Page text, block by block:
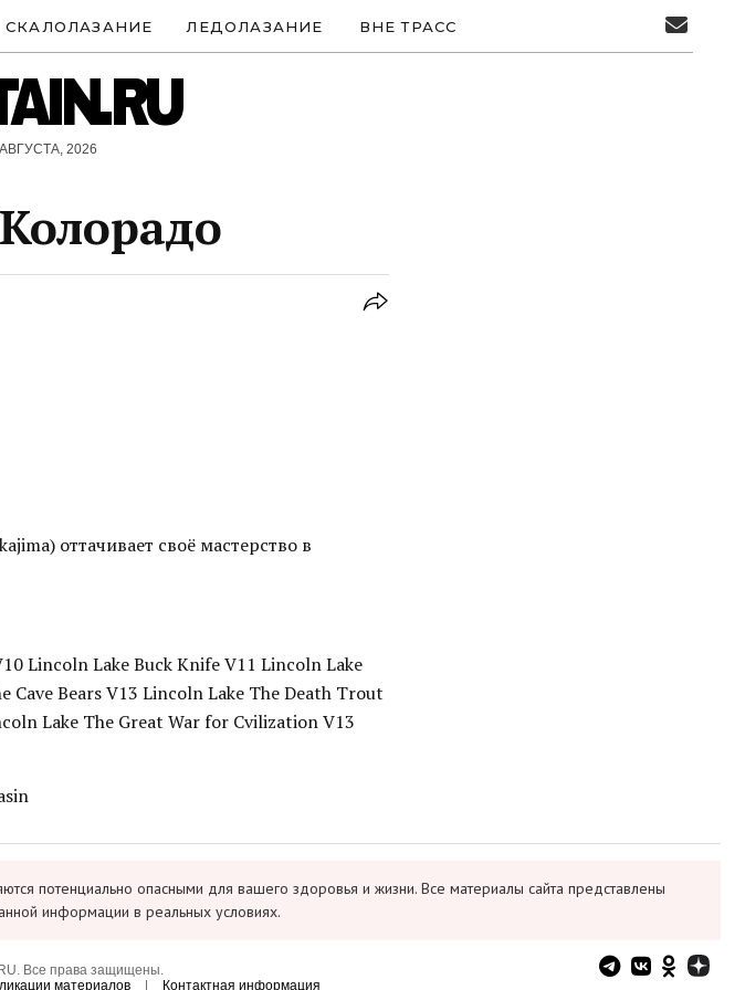
СКАЛОЛАЗАНИЕ ЛЕДОЛАЗАНИЕ ВНЕ ТРАСС
2026
оттачивает своё мастерство в
Lincoln Lake Buck Knife V11 Lincoln Lake
Cave Bears V13 Lincoln Lake The Death Trout
Lake The Great War for Cvilization V13
потенциально опасными для вашего здоровья и жизни. Все материалы сайта представлены
информации в реальных условиях.
Все права защищены.
материалов Контактная информация